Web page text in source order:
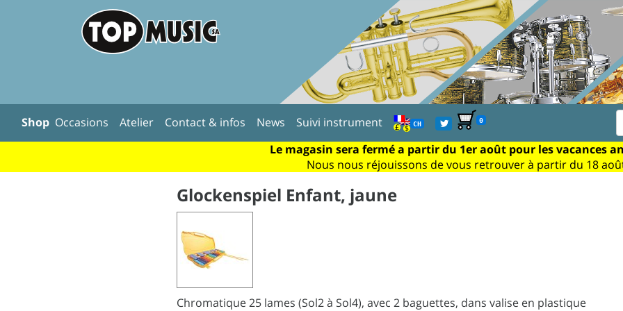
Shop Occasions Atelier Contact & infos News Suivi instrument CH 0
Le magasin sera fermé a partir du 1er août pour les vacances
Nous nous réjouissons de vous retrouver à partir du 18
Glockenspiel Enfant, jaune
Chromatique 25 lames (Sol2 à Sol4), avec 2 baguettes, dans valise en plastique